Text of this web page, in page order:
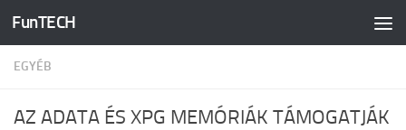
Skip to content
FunTECH
EGYÉB
AZ ADATA ÉS XPG MEMÓRIÁK TÁMOGATJÁK